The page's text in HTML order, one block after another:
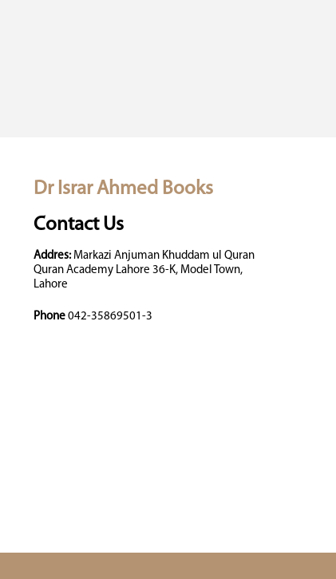
Dr Israr Ahmed Books
Contact Us
Addres:Markazi Anjuman Khuddam ul Quran
Quran Academy Lahore 36-K, Model Town,
Lahore
Phone 042-35869501-3